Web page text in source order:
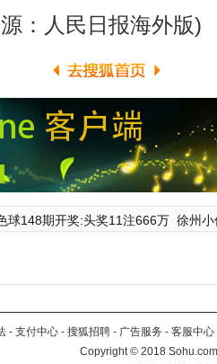
人民日报海外版)
球148期开奖:头奖11注666万 徐州
- 支付中心 - 搜狐招聘 - 广告服务 - 客服中心
Copyright©2018